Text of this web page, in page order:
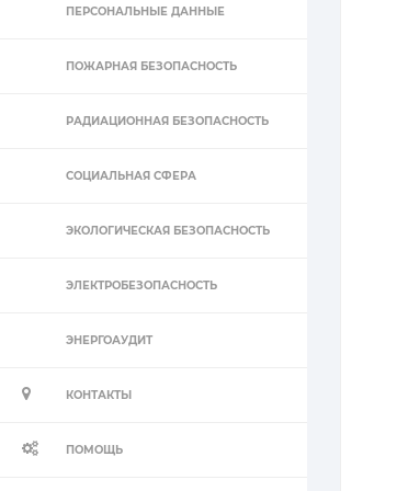
ПЕРСОНАЛЬНЫЕ ДАННЫЕ
ПОЖАРНАЯ БЕЗОПАСНОСТЬ
РАДИАЦИОННАЯ БЕЗОПАСНОСТЬ
СОЦИАЛЬНАЯ СФЕРА
ЭКОЛОГИЧЕСКАЯ БЕЗОПАСНОСТЬ
ЭЛЕКТРОБЕЗОПАСНОСТЬ
ЭНЕРГОАУДИТ
КОНТАКТЫ
ПОМОЩЬ